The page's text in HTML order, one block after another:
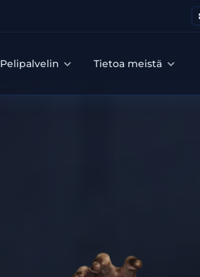
Pelipalvelin Tietoa meistä